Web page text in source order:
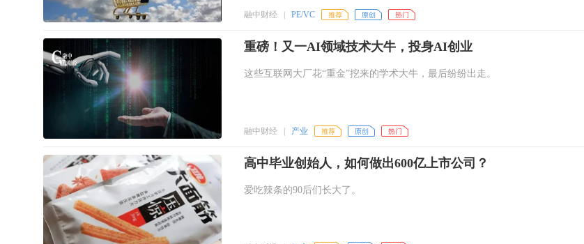
融中财经 PE/VC
重磅！又一AI领域技术大牛，投身AI创业
这些互联网大厂花“重金”挖来的学术大牛，最后纷纷出走。
融中财经 产业
高中毕业创始人，如何做出600亿上市公司？
爱吃辣条的90后们长大了。